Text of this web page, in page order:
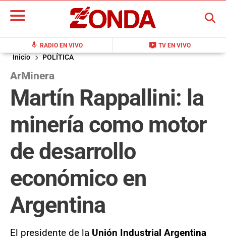
mic RADIO EN VIVO live_tv TV EN VIVO
BUSCAR
Inicio POLÍTICA
ArMinera
Martín Rappallini: la
minería como motor
de desarrollo
económico en
Argentina
El presidente de la Unión Industrial Argentina